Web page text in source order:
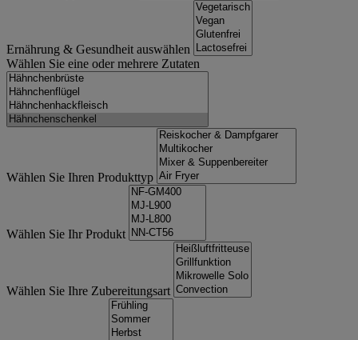
Ernährung & Gesundheit auswählen
Wählen Sie eine oder mehrere Zutaten
Wählen Sie Ihren Produkttyp
Wählen Sie Ihr Produkt
Wählen Sie Ihre Zubereitungsart